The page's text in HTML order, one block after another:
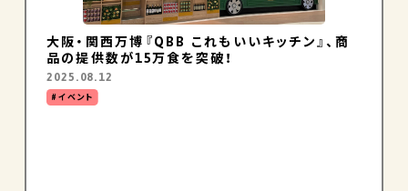
大阪・関西万博『QBB これもいいキッチン』、商
品の提供数が15万食を突破！
2025.08.12
イベント